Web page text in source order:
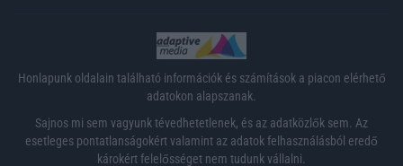
Honlapunk oldalain található információk és számítások a piacon elérhető
adatokon alapszanak.
Sajnos mi sem vagyunk tévedhetetlenek, és az adatközlők sem. Az
esetleges pontatlanságokért valamint az adatok felhasználásból eredő
károkért felelősséget nem tudunk vállalni.